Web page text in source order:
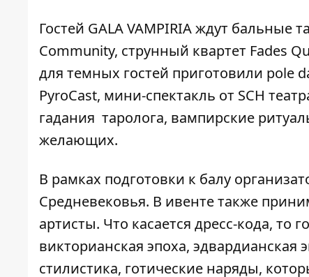
Гостей GALA VAMPIRIA ждут бальные
Community, струнный квартет Fades
для темных гостей приготовили pole
PyroCast, мини-спектакль от SCH
гадания таролога, вампирские
желающих.
В рамках подготовки к балу
Средневековья. В ивенте также
артисты. Что касается дресс-кода, то
викторианская эпоха, эдвардианская
стилистика, готические наряды,